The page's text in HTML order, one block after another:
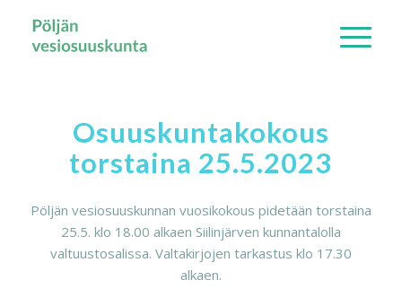
Osuuskuntakokous
torstaina 25.5.2023
Pöljän vesiosuuskunnan vuosikokous pidetään torstaina
25.5. klo 18.00 alkaen Siilinjärven kunnantalolla
valtuustosalissa. Valtakirjojen tarkastus klo 17.30
alkaen.